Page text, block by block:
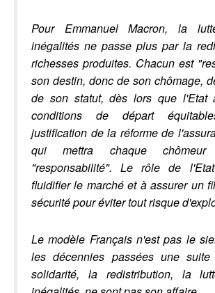
Pour Emmanuel Macron, la
inégalités ne passe plus par la
richesses produites. Chacun est
son destin, donc de son chômage,
de son statut, dès lors que l'Etat
conditions de départ
justification de la réforme de
qui mettra chaque
"responsabilité". Le rôle de
fluidifier le marché et à assurer un
sécurité pour éviter tout risque
Le modèle Français n'est pas le
les décennies passées une
solidarité, la redistribution, la